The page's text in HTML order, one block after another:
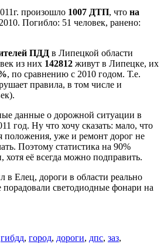
произошло 1007 ДТП, что на
Погибло: 51 человек, ранено:
ПДД в Липецкой области
из них 142812 живут в Липецке, их
, по сравнению с 2010 годом. Т.е.
правила, в том числе и
данные о дорожной ситуации в
год. Ну что хочу сказать: мало, что
положения, уже и ремонт дорог не
Поэтому статистика на 90%
хотя её всегда можно подправить.
в Елец, дороги в области реально
светодиодные фонари на
гибдд, город, дороги, дпс, заз,